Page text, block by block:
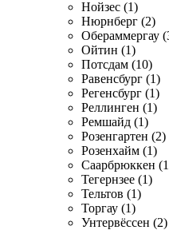
Нойзес (1)
Нюрнберг (2)
Обераммергау
Ойтин (1)
Потсдам (10)
Равенсбург (1)
Регенсбург (1)
Реллинген (1)
Ремшайд (1)
Розенгартен (2)
Розенхайм (1)
Саарбрюккен
Тегернзее (1)
Тельтов (1)
Торгау (1)
Унтервёссен (2)